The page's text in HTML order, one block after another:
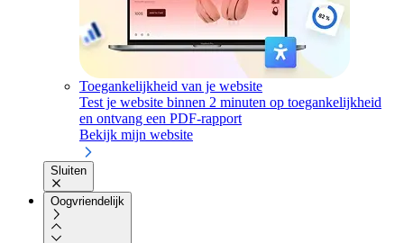
Toegankelijkheid van je website
Test je website binnen 2 minuten op toegankelijkheid
en ontvang een PDF-rapport
Bekijk mijn website
Sluiten
Oogvriendelijk